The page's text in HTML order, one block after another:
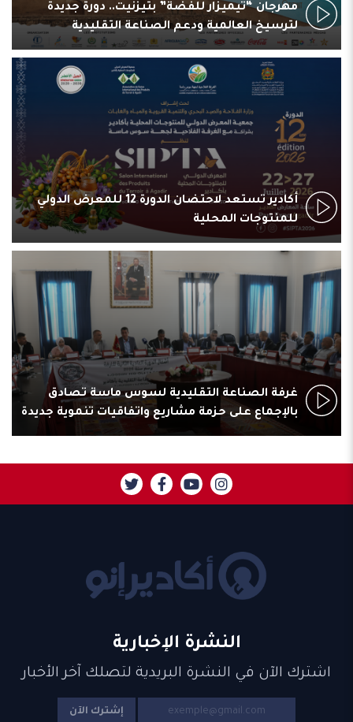
مهرجان “تيميزار للفضة” بتيزنيت.. دورة جديدة
لترسيخ العالمية ودعم الصناعة التقليدية
أكادير تستعد لاحتضان الدورة 12 للمعرض الدولي
للمنتوجات المحلية
غرفة الصناعة التقليدية لسوس ماسة تصادق
بالإجماع على حزمة مشاريع واتفاقيات تنموية جديدة
النشرة الإخبارية
اشترك الآن في النشرة البريدية لتصلك آخر الأخبار
إشترك الآن